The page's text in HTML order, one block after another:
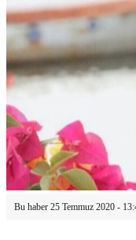
Bu haber 25 Temmuz 2020 -